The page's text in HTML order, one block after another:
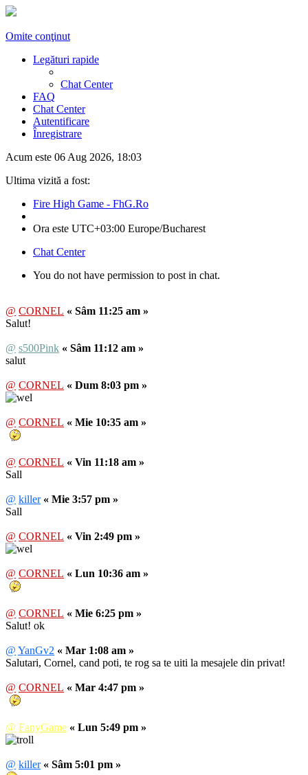
Omite conţinut
Legături rapide
Chat Center
FAQ
Chat Center
Autentificare
Înregistrare
Acum este 06 Aug 2026, 18:03
Ultima vizită a fost:
Fire High Game - FhG.Ro
Ora este UTC+03:00 Europe/Bucharest
Chat Center
You do not have permission to post in chat.
@ CORNEL « Sâm 11:25 am »
Salut!
@ s500Pink « Sâm 11:12 am »
salut
@ CORNEL « Dum 8:03 pm »
@ CORNEL « Mie 10:35 am »
@ CORNEL « Vin 11:18 am »
Sall
@ killer « Mie 3:57 pm »
Sall
@ CORNEL « Vin 2:49 pm »
@ CORNEL « Lun 10:36 am »
@ CORNEL « Mie 6:25 pm »
Salut! ok
@ YanGv2 « Mar 1:08 am »
Salutari, Cornel, cand poti, te rog sa te uiti la mesajele din privat!
@ CORNEL « Mar 4:47 pm »
@ FanyGame « Lun 5:49 pm »
@ killer « Sâm 5:01 pm »